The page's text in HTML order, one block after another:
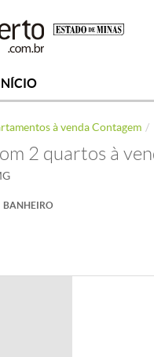
à venda Contagem
2 quartos à
BANHEIRO